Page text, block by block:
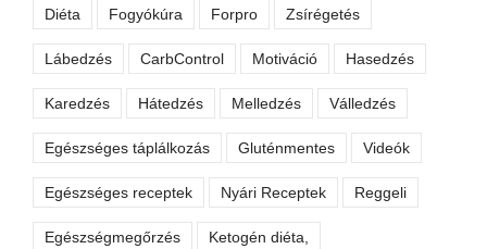
Diéta Fogyókúra Forpro Zsírégetés
Lábedzés CarbControl Motiváció Hasedzés
Karedzés Hátedzés Melledzés Válledzés
Egészséges táplálkozás Gluténmentes Videók
Egészséges receptek Nyári Receptek Reggeli
Egészségmegőrzés Ketogén diéta,